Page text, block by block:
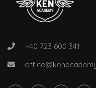
+40 723 600 341